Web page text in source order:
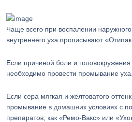
Чаще всего при воспалении
внутреннего уха прописывают
Если причиной боли и головокружения
необходимо провести промывание уха.
Если сера мягкая и желтоватого
промывание в домашних условиях с
препаратов, как «Ремо-Вакс» или